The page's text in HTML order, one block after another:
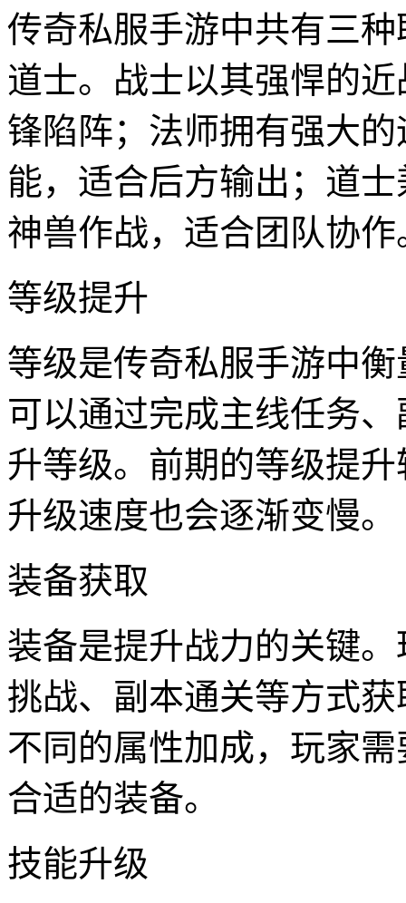
传奇私服手游中共有三
道士。战士以其强悍的
锋陷阵；法师拥有强大
能，适合后方输出；道
神兽作战，适合团队协作
等级提升
等级是传奇私服手游中
可以通过完成主线任务
升等级。前期的等级提
升级速度也会逐渐变慢。
装备获取
装备是提升战力的关键
挑战、副本通关等方式
不同的属性加成，玩家
合适的装备。
技能升级